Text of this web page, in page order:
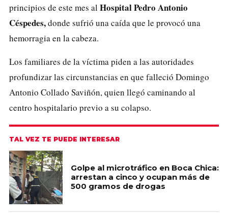
principios de este mes al Hospital Pedro Antonio
Céspedes,donde sufrió una caída que le provocó una
hemorragia en la cabeza.
Los familiares de la víctima piden a las autoridades
profundizar las circunstancias en que falleció Domingo
Antonio Collado Saviñón, quien llegó caminando al
centro hospitalario previo a su colapso.
TAL VEZ TE PUEDE INTERESAR
Golpe al microtráfico en Boca Chica:
arrestan a cinco y ocupan más de
500 gramos de drogas